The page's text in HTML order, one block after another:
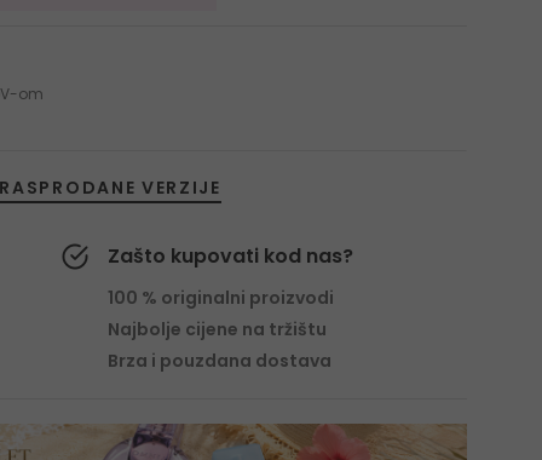
om
VERZIJE
Zašto kupovati kod nas?
100 % originalni proizvodi
Najbolje cijene na tržištu
Brza i pouzdana dostava